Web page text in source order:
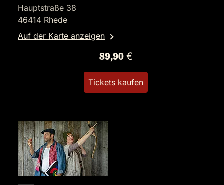
Hauptstraße 38
46414 Rhede
Auf der Karte anzeigen
89,90 €
Tickets kaufen